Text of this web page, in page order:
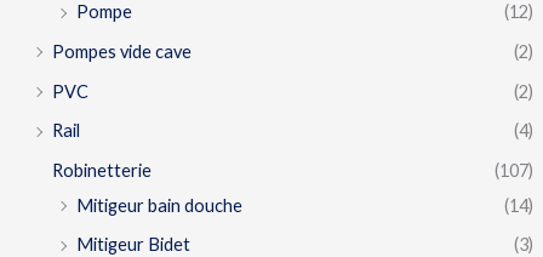
Pompe
(12)
Pompes vide cave
(2)
PVC
(2)
Rail
(4)
Robinetterie
(107)
Mitigeur bain douche
(14)
Mitigeur Bidet
(3)